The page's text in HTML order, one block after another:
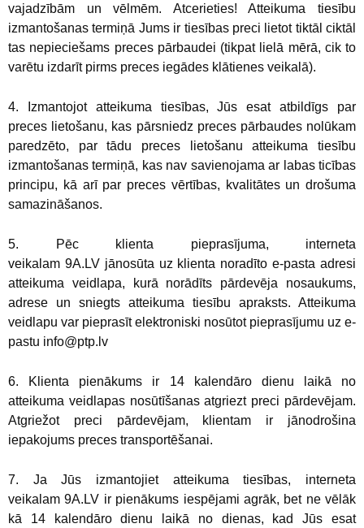
vajadzībām un vēlmēm. Atcerieties! Atteikuma tiesību
izmantošanas termiņā Jums ir tiesības preci lietot tiktāl ciktāl
tas nepieciešams preces pārbaudei (tikpat lielā mērā, cik to
varētu izdarīt pirms preces iegādes klātienes veikalā).
4. Izmantojot atteikuma tiesības, Jūs esat atbildīgs par
preces lietošanu, kas pārsniedz preces pārbaudes nolūkam
paredzēto, par tādu preces lietošanu atteikuma tiesību
izmantošanas termiņā, kas nav savienojama ar labas ticības
principu, kā arī par preces vērtības, kvalitātes un drošuma
samazināšanos.
5. Pēc klienta pieprasījuma, interneta
veikalam 9A.LV jānosūta uz klienta noradīto e-pasta adresi
atteikuma veidlapa, kurā norādīts pārdevēja nosaukums,
adrese un sniegts atteikuma tiesību apraksts. Atteikuma
veidlapu var pieprasīt elektroniski nosūtot pieprasījumu uz e-
pastu info@ptp.lv
6. Klienta pienākums ir 14 kalendāro dienu laikā no
atteikuma veidlapas nosūtīšanas atgriezt preci pārdevējam.
Atgriežot preci pārdevējam, klientam ir jānodrošina
iepakojums preces transportēšanai.
7. Ja Jūs izmantojiet atteikuma tiesības, interneta
veikalam 9A.LV ir pienākums iespējami agrāk, bet ne vēlāk
kā 14 kalendāro dienu laikā no dienas, kad Jūs esat